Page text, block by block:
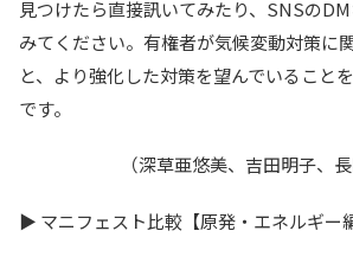
見つけたら直接訊いてみたり、SNSの
みてください。有権者が気候変動対策に
と、より強化した対策を望んでいること
です。
（深草亜悠美、吉田明子、
▶️ マニフェスト比較【原発・エネルギー